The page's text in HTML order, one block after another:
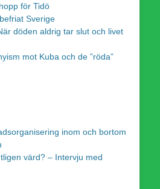
för Tidö
Sverige
döden aldrig tar slut och livet
mot Kuba och de ”röda”
inom och bortom
värd? – Intervju med